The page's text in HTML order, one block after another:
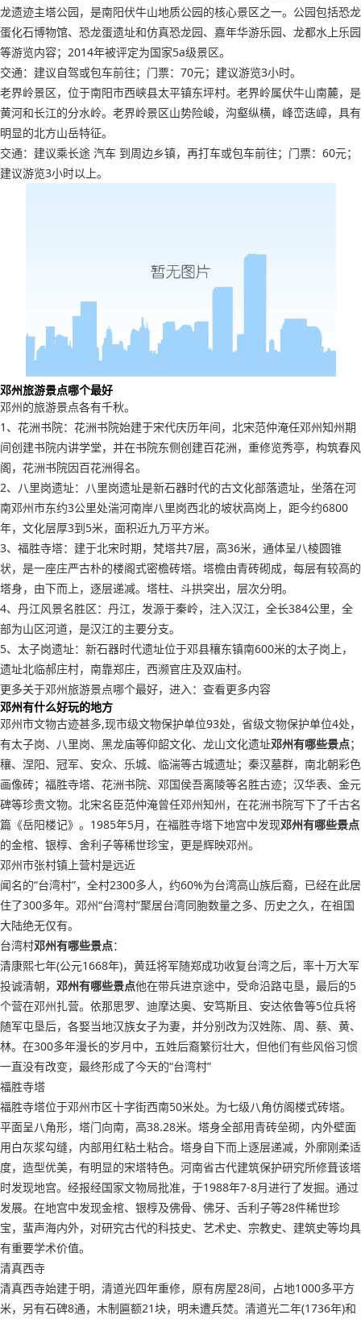
龙遗迹主塔公园，是南阳伏牛山地质公园的核心景区之一。公园包括恐龙
蛋化石博物馆、恐龙蛋遗址和仿真恐龙园、嘉年华游乐园、龙都水上乐园
等游览内容；2014年被评定为国家5a级景区。
交通：建议自驾或包车前往；门票：70元；建议游览3小时。
老界岭景区，位于南阳市西峡县太平镇东坪村。老界岭属伏牛山南麓，是
黄河和长江的分水岭。老界岭景区山势险峻，沟壑纵横，峰峦迭嶂，具有
明显的北方山岳特征。
交通：建议乘长途 汽车 到周边乡镇，再打车或包车前往；门票：60元；
建议游览3小时以上。
邓州旅游景点哪个最好
邓州的旅游景点各有千秋。
1、花洲书院：花洲书院始建于宋代庆历年间，北宋范仲淹任邓州知州期
间创建书院内讲学堂，并在书院东侧创建百花洲，重修览秀亭，构筑春风
阁，花洲书院因百花洲得名。
2、八里岗遗址：八里岗遗址是新石器时代的古文化部落遗址，坐落在河
南邓州市东约3公里处湍河南岸八里岗西北的坡状高岗上，距今约6800
年，文化层厚3到5米，面积近九万平方米。
3、福胜寺塔：建于北宋时期，梵塔共7层，高36米，通体呈八棱圆锥
状，是一座庄严古朴的楼阁式密檐砖塔。塔檐由青砖砌成，每层有较高的
塔身，由下而上，逐层递减。塔柱、斗拱突出，层次分明。
4、丹江风景名胜区：丹江，发源于秦岭，注入汉江，全长384公里，全
部为山区河道，是汉江的主要分支。
5、太子岗遗址：新石器时代遗址位于邓县穰东镇南600米的太子岗上，
遗址北临郝庄村，南靠郑庄，西濒官庄及双庙村。
更多关于邓州旅游景点哪个最好，进入：查看更多内容
邓州有什么好玩的地方
邓州市文物古迹甚多,现市级文物保护单位93处，省级文物保护单位4处，
有太子岗、八里岗、黑龙庙等仰韶文化、龙山文化遗址邓州有哪些景点；
穰、涅阳、冠军、安众、乐城、临湍等古城遗址；秦汉墓群，南北朝彩色
画像砖；福胜寺塔、花洲书院、邓国侯吾离陵等名胜古迹；汉华表、金元
碑等珍贵文物。北宋名臣范仲淹曾任邓州知州，在花洲书院写下了千古名
篇《岳阳楼记》。1985年5月，在福胜寺塔下地宫中发现邓州有哪些景点
的金棺、银椁、舍利子等稀世珍宝，更是辉映邓州。
邓州市张村镇上营村是远近
闻名的“台湾村”，全村2300多人，约60%为台湾高山族后裔，已经在此居
住了300多年。邓州“台湾村”聚居台湾同胞数量之多、历史之久，在祖国
大陆绝无仅有。
台湾村邓州有哪些景点：
清康熙七年(公元1668年)，黄廷将军随郑成功收复台湾之后，率十万大军
投诚清朝， 邓州有哪些景点他在带兵进京途中，受命沿路屯垦，最后的5
个营在邓州扎营。依那思罗、迪摩达奥、安笃斯且、安达依鲁等5位兵将
随军屯垦后，各娶当地汉族女子为妻，并分别改为汉姓陈、周、蔡、黄、
林。在300多年漫长的岁月中，五姓后裔繁衍壮大，但他们有些风俗习惯
一直没有改变，最终形成了今天的“台湾村”
福胜寺塔
福胜寺塔位于邓州市区十字街西南50米处。为七级八角仿阁楼式砖塔。
平面呈八角形，塔门向南，高38.28米。塔身全部用青砖垒砌，内外壁面
用白灰浆勾缝，内部用红粘土粘合。塔身自下而上逐层递减，外廓刚柔适
度，造型优美，有明显的宋塔特色。河南省古代建筑保护研究所修葺该塔
时发现地宫。经报经国家文物局批准，于1988年7-8月进行了发掘。通过
发展。在地宫中发现金棺、银椁及佛骨、佛牙、舌利子等28件稀世珍
宝，蜚声海内外，对研究古代的科技史、艺术史、宗教史、建筑史等均具
有重要学术价值。
清真西寺
清真西寺始建于明，清道光四年重修，原有房屋28间，占地1000多平方
米，另有石碑8通，木制匾额21块，明未遭兵焚。清道光二年(1736年)和